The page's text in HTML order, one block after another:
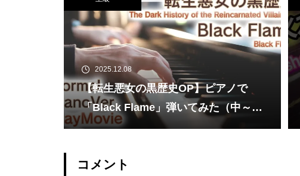
2025.12.08
【転生悪女の黒歴史OP】ピアノで
「Black Flame」弾いてみた（中～上
級）【The Dark History of the Rein
コメント